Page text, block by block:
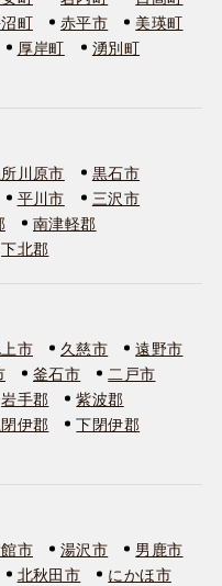
町 赤平市
美瑛町
厚岸町
湧別町
川原市
黒石市
平川市
三沢市
南津軽郡
下北郡
市 久慈市
遠野市
釜石市
二戸市
岩手郡
紫波郡
閉伊郡
下閉伊郡
市 湯沢市
男鹿市
北秋田市
にかほ市